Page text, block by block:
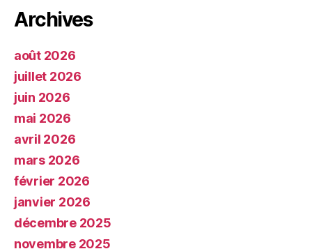
Archives
août 2026
juillet 2026
juin 2026
mai 2026
avril 2026
mars 2026
février 2026
janvier 2026
décembre 2025
novembre 2025